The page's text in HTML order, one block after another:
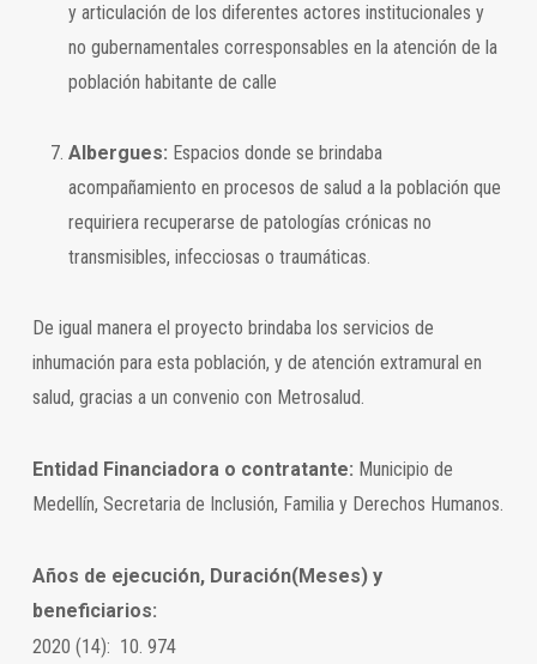
y articulación de los diferentes actores institucionales y
no gubernamentales corresponsables en la atención de la
población habitante de calle
Albergues: Espacios donde se brindaba
acompañamiento en procesos de salud a la población que
requiriera recuperarse de patologías crónicas no
transmisibles, infecciosas o traumáticas.
De igual manera el proyecto brindaba los servicios de
inhumación para esta población, y de atención extramural en
salud, gracias a un convenio con Metrosalud.
Entidad Financiadora o contratante: Municipio de
Medellín, Secretaria de Inclusión, Familia y Derechos Humanos.
Años de ejecución, Duración(Meses) y
beneficiarios:
2020 (14): 10. 974